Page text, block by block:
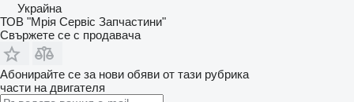
Украйна
ТОВ "Мрія Сервіс Запчастини"
Свържете се с продавача
Абонирайте се за нови обяви от тази рубрика
части на двигателя